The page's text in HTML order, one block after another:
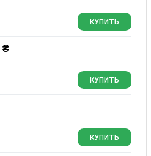
КУПИТЬ
₴
КУПИТЬ
КУПИТЬ